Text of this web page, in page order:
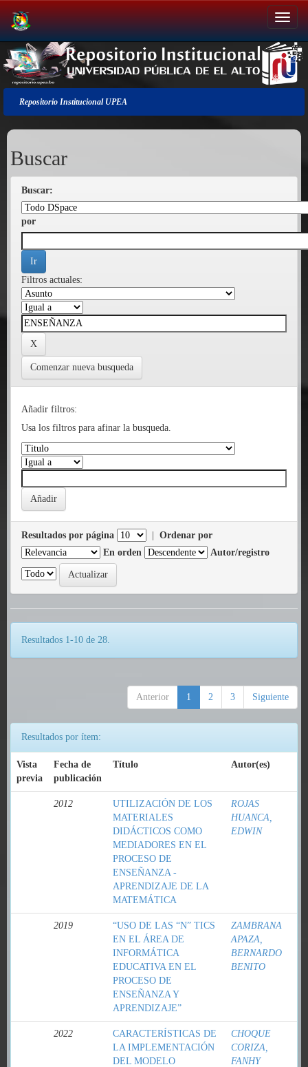
Salir
de
la
navegación
Repositorio Institucional UPEA
Buscar
Buscar:
por
Filtros actuales:
Comenzar nueva busqueda
Añadir filtros:
Usa los filtros para afinar la busqueda.
Resultados por página
Ordenar por
En orden
Autor/registro
Resultados 1-10 de 28.
Anterior 1 2 3 Siguiente
Resultados por ítem:
Vista
previa
Fecha de
publicación
Título Autor(es)
2012
UTILIZACIÓN DE LOS
MATERIALES
DIDÁCTICOS COMO
MEDIADORES EN EL
PROCESO DE
ENSEÑANZA -
APRENDIZAJE DE LA
MATEMÁTICA
ROJAS
HUANCA,
EDWIN
2019
“USO DE LAS “N” TICS
EN EL ÁREA DE
INFORMÁTICA
EDUCATIVA EN EL
PROCESO DE
ENSEÑANZA Y
APRENDIZAJE”
ZAMBRANA
APAZA,
BERNARDO
BENITO
2022
CARACTERÍSTICAS DE
LA IMPLEMENTACIÓN
DEL MODELO
CHOQUE
CORIZA,
FANHY